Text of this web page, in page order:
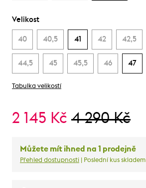
Velikost
40 40,5 41 42 42,5
44,5 45 45,5 46 47
Tabulka velikostí
2 145 Kč 4 290 Kč
Můžete mít ihned na 1 prodejně
Přehled dostupnosti | Poslední kus skladem